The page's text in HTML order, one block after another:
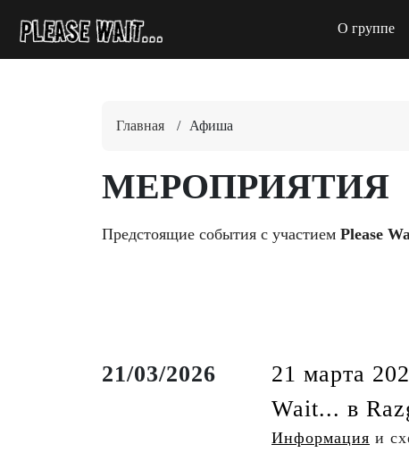
О группе
Главная / Афиша
МЕРОПРИЯТИЯ
Предстоящие события с участием Please
21/03/2026
21 марта
Wait... в
Информация и